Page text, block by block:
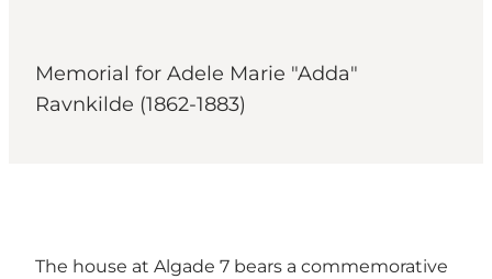
Memorial for Adele Marie "Adda"
Ravnkilde (1862-1883)
The house at Algade 7 bears a commemorative